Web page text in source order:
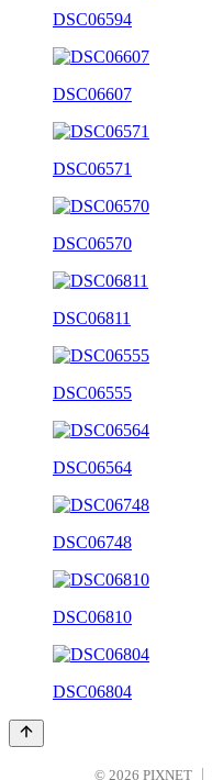
DSC06594
DSC06607
DSC06571
DSC06570
DSC06811
DSC06555
DSC06564
DSC06748
DSC06810
DSC06804
© 2026 PIXNET